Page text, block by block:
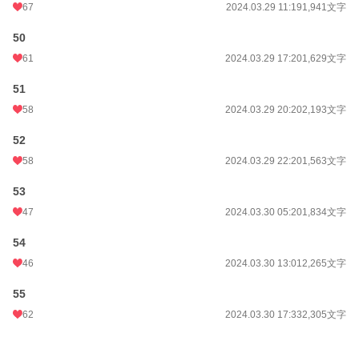
67 2024.03.29 11:191,941文字
50
61 2024.03.29 17:201,629文字
51
58 2024.03.29 20:202,193文字
52
58 2024.03.29 22:201,563文字
53
47 2024.03.30 05:201,834文字
54
46 2024.03.30 13:012,265文字
55
62 2024.03.30 17:332,305文字